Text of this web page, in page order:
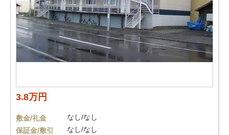
3.8万円
敷金/礼金
なし/なし
保証金/敷引
なし/なし